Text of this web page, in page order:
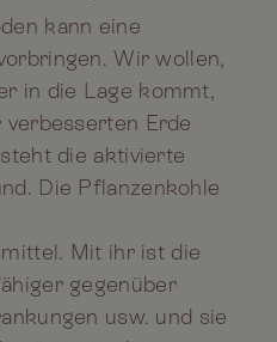
kann eine
Wir wollen,
in die Lage kommt,
Erde
die aktivierte
Die Pflanzenkohle
Mit ihr ist die
gegenüber
usw. und sie